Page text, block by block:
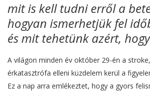
mit is kell tudni erről a
hogyan ismerhetjük fel
és mit tehetünk azért,
A világon minden év október 29-én a
érkatasztrófa elleni küzdelem kerül a
Ez a nap arra emlékeztet, hogy a gyors